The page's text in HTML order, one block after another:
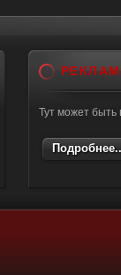
Тут может